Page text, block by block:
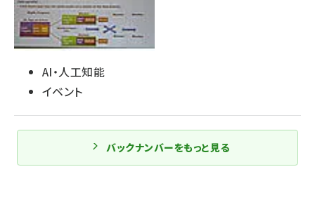
AI・人工知能
イベント
バックナンバーをもっと見る